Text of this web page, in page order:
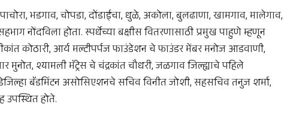
भडगाव, चोपडा, दोंडाईचा, धुळे, अकोला, बुलढाणा, खामगाव, मालेगाव,
नोंदविला होता. स्पर्धेच्या बक्षीस वितरणासाठी प्रमुख पाहुणे म्हणून
कोठारी, आर्य मल्टीपर्पज फाउंडेशन चे फाउंडर मेंबर मनोज आडवाणी,
मुनोत, श्यामली मॅट्रेस चे चंद्रकांत चौधरी, जळगाव जिल्ह्याचे पहिले
बॅडमिंटन असोसिएशनचे सचिव विनीत जोशी, सहसचिव तनुज शर्मा,
होते.